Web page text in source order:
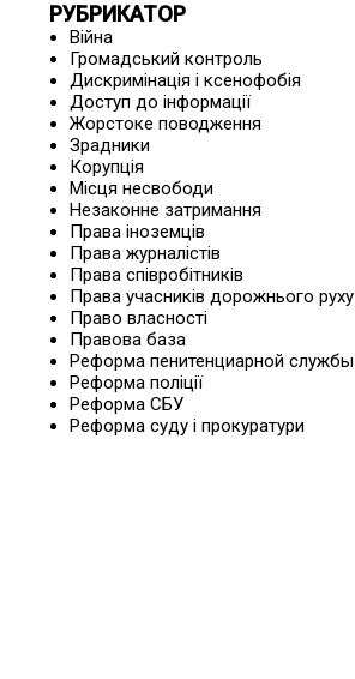
РУБРИКАТОР
Війна
Громадський контроль
Дискримінація і ксенофобія
Доступ до інформації
Жорстоке поводження
Зрадники
Корупція
Місця несвободи
Незаконне затримання
Права іноземців
Права журналістів
Права співробітників
Права учасників дорожнього руху
Право власності
Правова база
Реформа пенитенциарной службы
Реформа поліції
Реформа СБУ
Реформа суду і прокуратури